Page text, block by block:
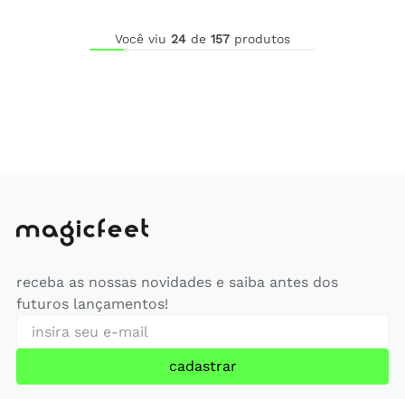
Você viu 24 de 157 produtos
receba as nossas novidades e saiba antes dos
futuros lançamentos!
cadastrar